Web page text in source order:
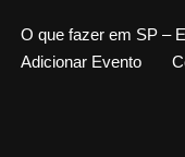
O que fazer em SP –
Adicionar Evento